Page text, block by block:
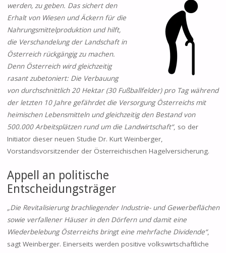
werden, zu geben. Das sichert den
Erhalt von Wiesen und Äckern für die
Nahrungsmittelproduktion und hilft,
die Verschandelung der Landschaft in
Österreich rückgängig zu machen.
Denn Österreich wird gleichzeitig
rasant zubetoniert: Die Verbauung
von durchschnittlich 20 Hektar (30 Fußballfelder) pro Tag während
der letzten 10 Jahre gefährdet die Versorgung Österreichs mit
heimischen Lebensmitteln und gleichzeitig den Bestand von
500.000 Arbeitsplätzen rund um die Landwirtschaft“, so der
Initiator dieser neuen Studie Dr. Kurt Weinberger,
Vorstandsvorsitzender der Österreichischen Hagelversicherung.
Appell an politische
Entscheidungsträger
„Die Revitalisierung brachliegender Industrie- und Gewerbeflächen
sowie verfallener Häuser in den Dörfern und damit eine
Wiederbelebung Österreichs bringt eine mehrfache Dividende“,
sagt Weinberger. Einerseits werden positive volkswirtschaftliche